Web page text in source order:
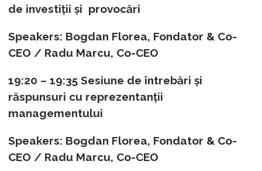
de investiții și provocări
Speakers: Bogdan Florea, Fondator & Co-
CEO / Radu Marcu, Co-CEO
19:20 – 19:35 Sesiune de întrebări și
răspunsuri cu reprezentanții
managementului
Speakers: Bogdan Florea, Fondator & Co-
CEO / Radu Marcu, Co-CEO